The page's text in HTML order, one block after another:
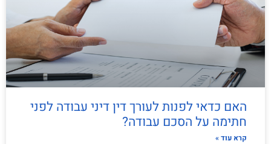
האם כדאי לפנות לעורך דין דיני עבודה לפני
חתימה על הסכם עבודה?
קרא עוד »